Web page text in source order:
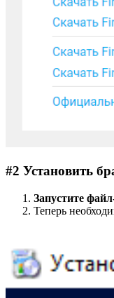
#2 Установить
Запустите
Теперь